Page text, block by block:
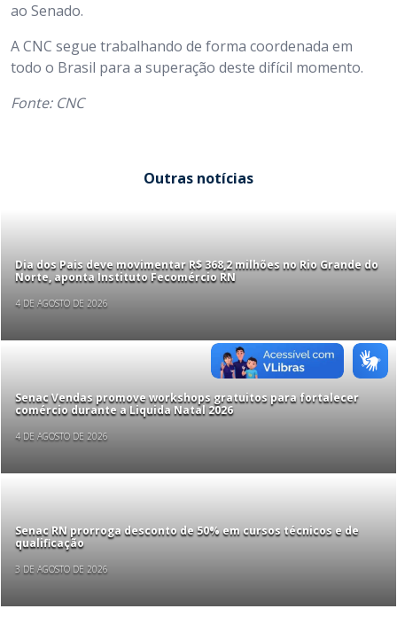
ao Senado.
A CNC segue trabalhando de forma coordenada em
todo o Brasil para a superação deste difícil momento.
Fonte: CNC
Outras notícias
Dia dos Pais deve movimentar R$ 368,2 milhões no Rio Grande do
Norte, aponta Instituto Fecomércio RN
4 DE AGOSTO DE 2026
Senac Vendas promove workshops gratuitos para fortalecer
comércio durante a Liquida Natal 2026
4 DE AGOSTO DE 2026
Senac RN prorroga desconto de 50% em cursos técnicos e de
qualificação
3 DE AGOSTO DE 2026